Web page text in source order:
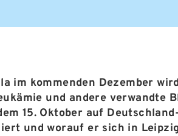
im kommenden Dezember
und andere
15. Oktober auf
und worauf er sich in